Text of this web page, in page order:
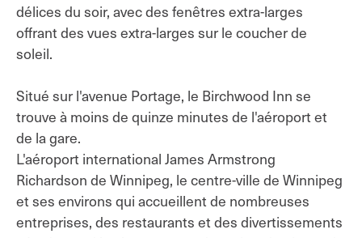
délices du soir, avec des fenêtres extra-larges
offrant des vues extra-larges sur le coucher de
soleil.
Situé sur l'avenue Portage, le Birchwood Inn se
trouve à moins de quinze minutes de l'aéroport et
de la gare.
L'aéroport international James Armstrong
Richardson de Winnipeg, le centre-ville de Winnipeg
et ses environs qui accueillent de nombreuses
entreprises, des restaurants et des divertissements